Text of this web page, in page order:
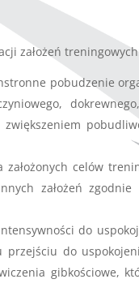
założeń
pobudzenie
celów
założeń
do
do
gibkościowe,